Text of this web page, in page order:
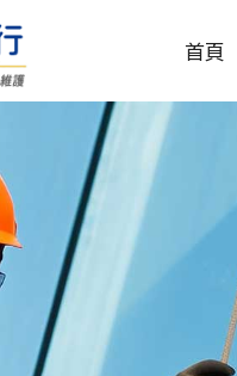
首頁